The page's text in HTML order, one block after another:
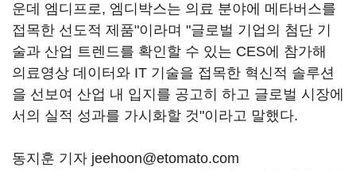
운데 엠디프로, 엠디박스는 의료 분야에 메타버스를
접목한 선도적 제품"이라며 "글로벌 기업의 첨단 기
술과 산업 트렌드를 확인할 수 있는 CES에 참가해
의료영상 데이터와 IT 기술을 접목한 혁신적 솔루션
을 선보여 산업 내 입지를 공고히 하고 글로벌 시장에
서의 실적 성과를 가시화할 것"이라고 말했다.
동지훈 기자 jeehoon@etomato.com